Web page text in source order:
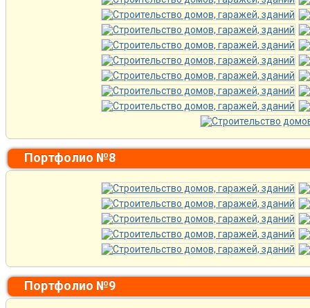
Портфолио №8
Портфолио №9